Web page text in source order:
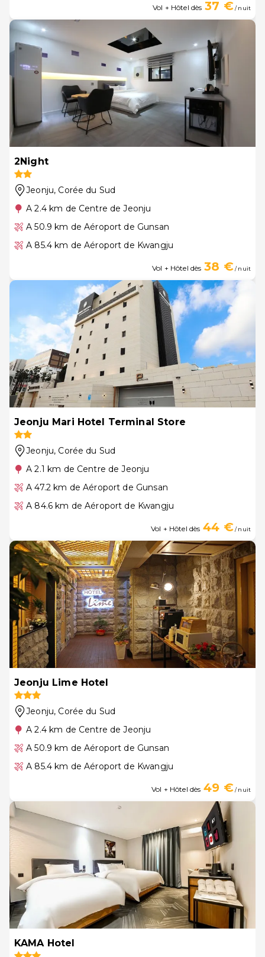
Vol + Hôtel dès 37 €/ nuit
2Night
Jeonju, Corée du Sud
A 2.4 km de Centre de Jeonju
A 50.9 km de Aéroport de Gunsan
A 85.4 km de Aéroport de Kwangju
Vol + Hôtel dès 38 €/ nuit
Jeonju Mari Hotel Terminal Store
Jeonju, Corée du Sud
A 2.1 km de Centre de Jeonju
A 47.2 km de Aéroport de Gunsan
A 84.6 km de Aéroport de Kwangju
Vol + Hôtel dès 44 €/ nuit
Jeonju Lime Hotel
Jeonju, Corée du Sud
A 2.4 km de Centre de Jeonju
A 50.9 km de Aéroport de Gunsan
A 85.4 km de Aéroport de Kwangju
Vol + Hôtel dès 49 €/ nuit
KAMA Hotel